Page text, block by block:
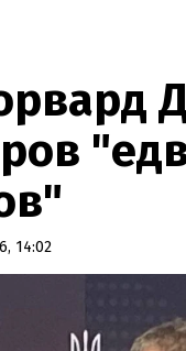
14:02